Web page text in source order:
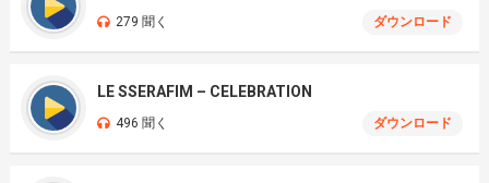
279 聞く ダウンロード
LE SSERAFIM – CELEBRATION
496 聞く ダウンロード